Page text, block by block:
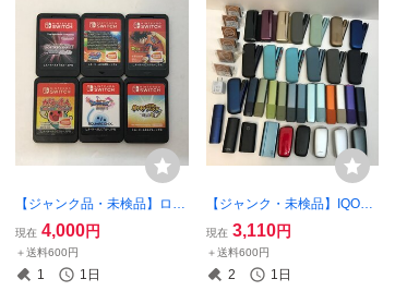
【ジャンク品・未検品】ロム
のみ ニンテンドースイッ
チ ソフト 6本セット ～ポ
ケモン 不思議のダンジョ
ン 他【ゲーム-596】
現在 4,000円
＋送料600円
1 1日
【ジャンク・未検品】IQOS
LIL glo ploom CSVK 電
子タバコまとめ 動作未確認
35点、他小物 【家電-77
1】
現在 3,110円
＋送料600円
2 1日